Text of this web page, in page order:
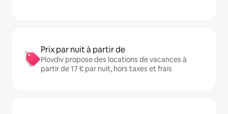
Prix par nuit à partir de
Plovdiv propose des locations de vacances à
partir de 17 € par nuit, hors taxes et frais